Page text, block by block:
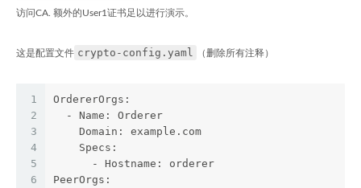
访问CA. 额外的User1证书足以进行演示。
这是配置文件 crypto-config.yaml （删除所有注释）
1
2
3
4
5
6
OrdererOrgs:
  - Name: Orderer
    Domain: example.com
    Specs:
      - Hostname: orderer
PeerOrgs: